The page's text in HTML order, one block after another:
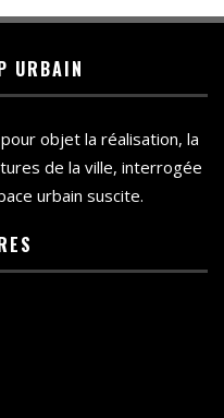
URBAIN
objet la réalisation, la
de la ville, interrogée
urbain suscite.